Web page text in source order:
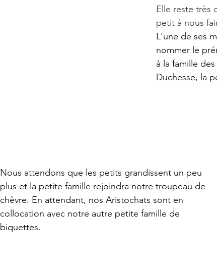
Elle reste très
petit à nous
L'une de ses
nommer le
à la famille
Duchesse, la
Nous attendons que les petits grandissent un peu
plus et la petite famille rejoindra notre troupeau de
chèvre. En attendant, nos Aristochats sont en
collocation avec notre autre petite famille de
biquettes.